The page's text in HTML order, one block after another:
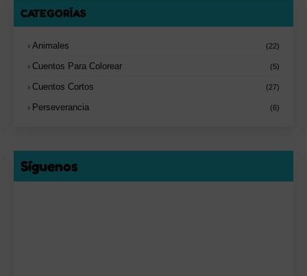
CATEGORÍAS
Animales (22)
Cuentos Para Colorear (5)
Cuentos Cortos (27)
Perseverancia (6)
Síguenos